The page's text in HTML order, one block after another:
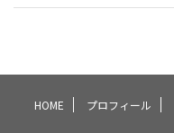
HOME プロフィール